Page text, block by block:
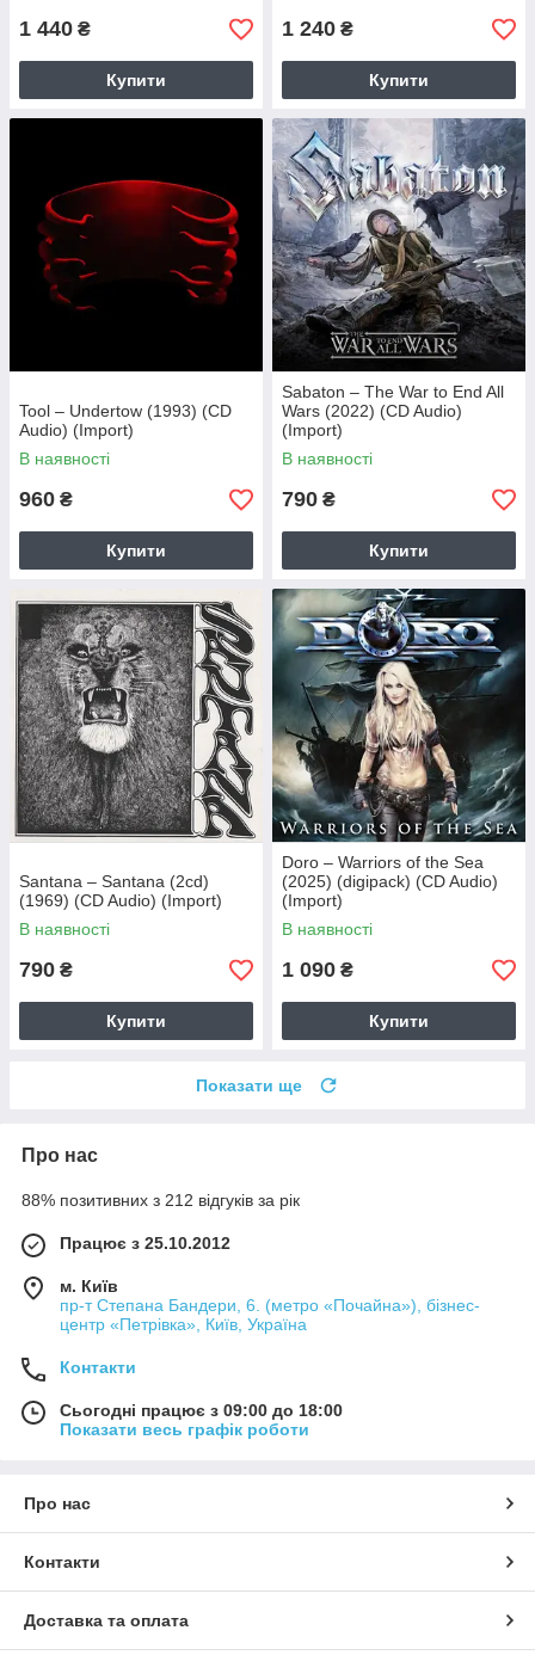
1 440 ₴
Купити
1 240 ₴
Купити
Tool – Undertow (1993) (CD
Audio) (Import)
В наявності
960 ₴
Купити
Sabaton – The War to End All
Wars (2022) (CD Audio)
(Import)
В наявності
790 ₴
Купити
Santana – Santana (2cd)
(1969) (CD Audio) (Import)
В наявності
790 ₴
Купити
Doro – Warriors of the Sea
(2025) (digipack) (CD Audio)
(Import)
В наявності
1 090 ₴
Купити
Показати ще
Про нас
88% позитивних з 212 відгуків за рік
Працює з 25.10.2012
м. Київ
пр-т Степана Бандери, 6. (метро «Почайна»), бізнес-
центр «Петрівка», Київ, Україна
Контакти
Сьогодні працює з 09:00 до 18:00
Показати весь графік роботи
Про нас
Контакти
Доставка та оплата